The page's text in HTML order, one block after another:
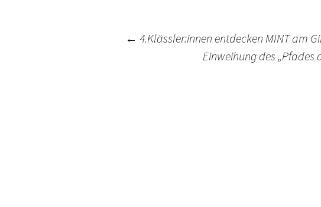
← 4.Klässler:innen entdecken MINT am
Einweihung des „Pfades